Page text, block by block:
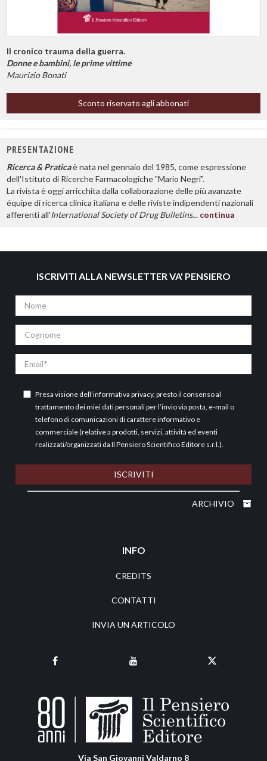
Il cronico trauma della guerra.
Donne e bambini, le prime vittime
Maurizio Bonati
Sconto riservato agli abbonati
PRESENTAZIONE
Ricerca & Praticaè nata nel gennaio del 1985, come espressione
dell'Istituto di Ricerche Farmacologiche "Mario Negri".
La rivista è oggi arricchita dalla collaborazione delle più avanzate
équipe di ricerca clinica italiana e delle riviste indipendenti nazionali
afferenti all'International Society of Drug Bulletins... continua
ISCRIVITI ALLA NEWSLETTER VA' PENSIERO
Nome
Cognome
Email
Presa visione dell’informativa privacy, presto il consenso al
trattamento dei miei dati personali per l’invio via posta, e-mail o
telefono di comunicazioni di carattere informativo e
commerciale (relative a prodotti, servizi, attività ed eventi
realizzati/organizzati da Il Pensiero Scientifico Editore s.r.l.).
ISCRIVITI
ARCHIVIO
INFO
CREDITS
CONTATTI
INVIA UN ARTICOLO
Via San Giovanni Valdarno 8